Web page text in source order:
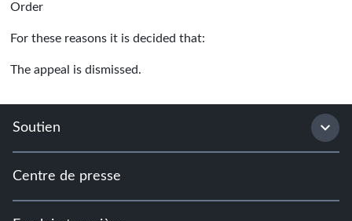
Order
For these reasons it is decided that:
The appeal is dismissed.
Soutien
Centre de presse